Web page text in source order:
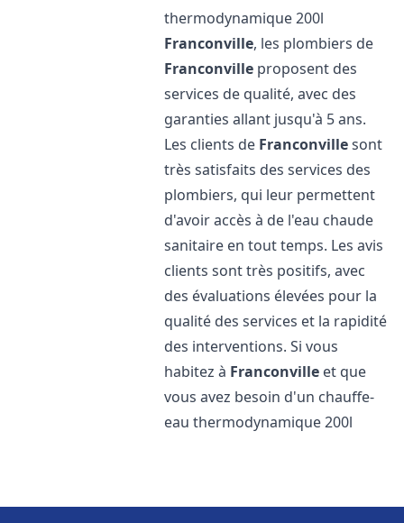
thermodynamique 200l
Franconville, les plombiers de
Franconville proposent des
services de qualité, avec des
garanties allant jusqu'à 5 ans.
Les clients de Franconvillesont
très satisfaits des services des
plombiers, qui leur permettent
d'avoir accès à de l'eau chaude
sanitaire en tout temps. Les avis
clients sont très positifs, avec
des évaluations élevées pour la
qualité des services et la rapidité
des interventions. Si vous
habitez à Franconville et que
vous avez besoin d'un chauffe-
eau thermodynamique 200l